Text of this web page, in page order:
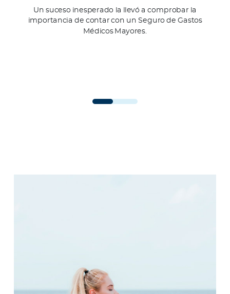
Un suceso inesperado la llevó a comprobar la
importancia de contar con un Seguro de Gastos
Médicos Mayores.